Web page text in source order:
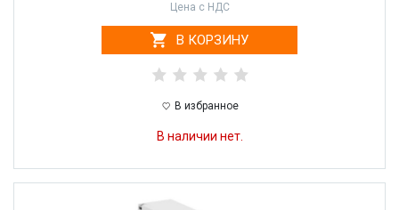
Цена с НДС
В КОРЗИНУ
В избранное
В наличии нет.